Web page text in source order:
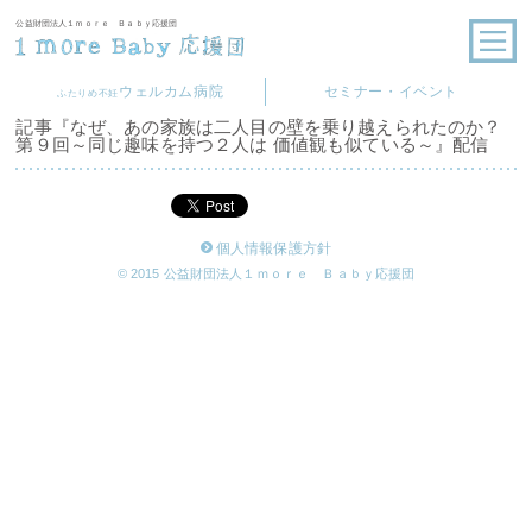
公益財団法人１ｍｏｒｅ Ｂａｂｙ応援団
ふたりめ不妊 ウェルカム病院 セミナー・イベント
記事『なぜ、あの家族は二人目の壁を乗り越えられたのか？
第９回～同じ趣味を持つ２人は 価値観も似ている～』配信
個人情報保護方針
© 2015 公益財団法人１ｍｏｒｅ Ｂａｂｙ応援団